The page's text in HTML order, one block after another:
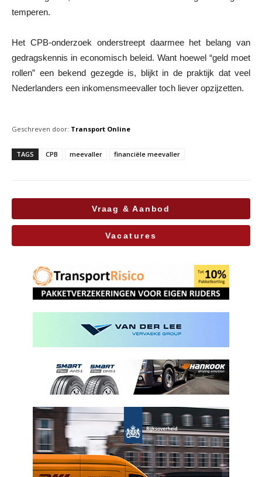
temperen.
Het CPB-onderzoek onderstreept daarmee het belang van
gedragskennis in economisch beleid. Want hoewel “geld moet
rollen” een bekend gezegde is, blijkt in de praktijk dat veel
Nederlanders een inkomensmeevaller toch liever opzijzetten.
Geschreven door: Transport Online
TAGS CPB meevaller financiële meevaller
Vraag & Aanbod
Vacatures